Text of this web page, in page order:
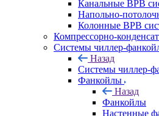
Канальные ВРВ
Напольно-
Колонные ВРВ
Компрессорно-
Системы чиллер-
Назад
Системы чиллер-
Фанкойлы
Назад
Фанкойлы
Настенные